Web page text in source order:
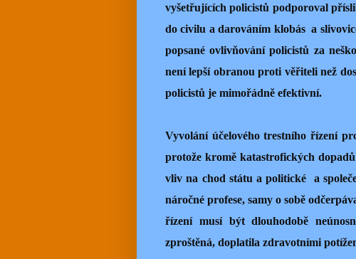
vyšetřujících policistů podporoval
do civilu a darováním klobás a
popsané ovlivňování policistů za
není lepší obranou proti věřiteli než
policistů je mimořádně efektivní.
Vyvolání účelového trestního řízení
protože kromě katastrofických
vliv na chod státu a politické
a
náročné profese, samy o sobě
řízení musí být dlouhodobě
zproštěná, doplatila zdravotními